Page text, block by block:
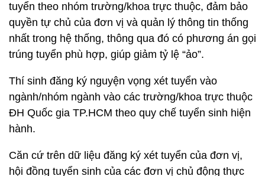
tuyển theo nhóm trường/khoa trực thuộc, đảm bảo
quyền tự chủ của đơn vị và quản lý thông tin thống
nhất trong hệ thống, thông qua đó có phương án gọi
trúng tuyển phù hợp, giúp giảm tỷ lệ “ảo”.
Thí sinh đăng ký nguyện vọng xét tuyển vào
ngành/nhóm ngành vào các trường/khoa trực thuộc
ĐH Quốc gia TP.HCM theo quy chế tuyển sinh hiện
hành.
Căn cứ trên dữ liệu đăng ký xét tuyển của đơn vị,
hội đồng tuyển sinh của các đơn vị chủ động thực